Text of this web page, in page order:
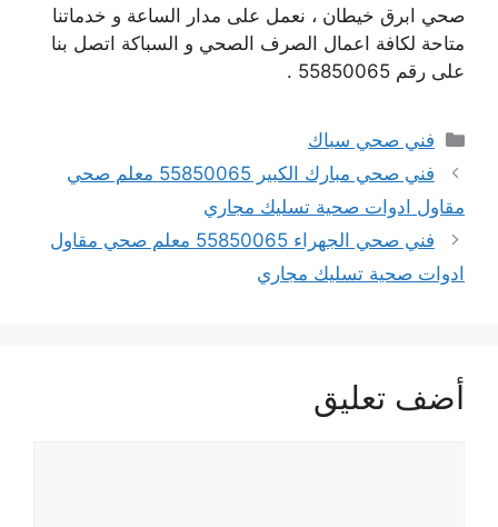
صحي ابرق خيطان ، نعمل على مدار الساعة و خدماتنا
متاحة لكافة اعمال الصرف الصحي و السباكة اتصل بنا
على رقم 55850065 .
التصنيفات
فني صحي سباك
فني صحي مبارك الكبير 55850065 معلم صحي
مقاول ادوات صحية تسليك مجاري
فني صحي الجهراء 55850065 معلم صحي مقاول
ادوات صحية تسليك مجاري
أضف تعليق